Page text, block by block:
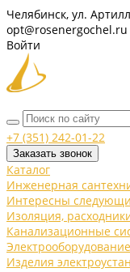
Челябинск, ул.
opt@rosenergochel.ru
Войти
+7 (351) 242-01-22
Заказать звонок
Каталог
Инженерная
Интересны
Изоляция,
Канализационные
Электрооборудование
Изделия